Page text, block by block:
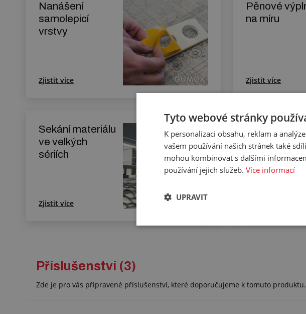
Nanášení
samolepicí
vrstvy
Zjistit více
Pěnové
na míru
Zjistit více
Sekání materiálu
ve velkých
sériích
Zjistit více
Výplně kufru
míru
Příslušenství (3)
Zde je pro vás připravené příslušenství, které doporučujeme k tomuto produktu.
Tyto webové stránky
K personalizaci obsahu, reklam a
vašem používání našich stránek také
mohou kombinovat s dalšími
používání jejich služeb. Více informací
UPRAVIT